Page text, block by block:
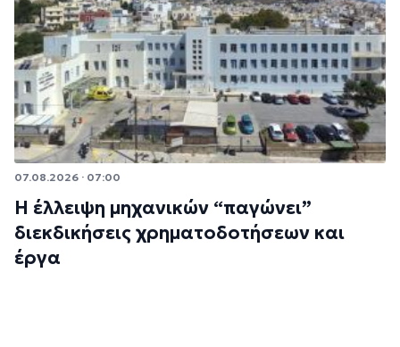
07.08.2026 · 07:00
Η έλλειψη μηχανικών “παγώνει”
διεκδικήσεις χρηματοδοτήσεων και
έργα